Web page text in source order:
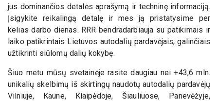
jus dominančios detalės aprašymą ir techninę informaciją.
Įsigykite reikalingą detalę ir mes ją pristatysime per
kelias darbo dienas. RRR bendradarbiauja su patikimais ir
laiko patikrintais Lietuvos autodalių pardavėjais, galinčiais
užtikrinti siūlomų dalių kokybę.
Šiuo metu mūsų svetainėje rasite daugiau nei +43,6 mln.
unikalių skelbimų iš skirtingų naudotų autodalių pardavėjų
Vilniuje, Kaune, Klaipėdoje, Šiauliuose, Panevėžyje,